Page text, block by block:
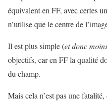
équivalent en FF, avec certes
n’utilise que le centre de
Il est plus simple (et donc
objectifs, car en FF la qualité
du champ.
Mais cela n’est pas une